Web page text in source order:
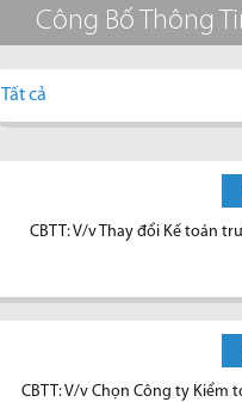
Công Bố Thông
Tất cả
CBTT: V/v Thay đổi Kế toán
CBTT: V/v Chọn Công ty Kiểm